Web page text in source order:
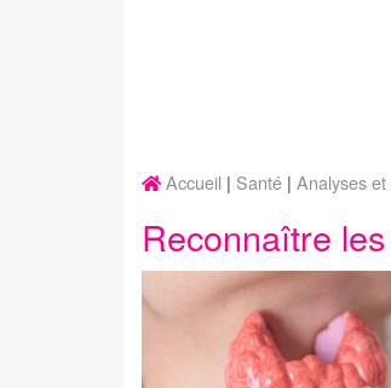
Accueil Santé Analyses
Reconnaître